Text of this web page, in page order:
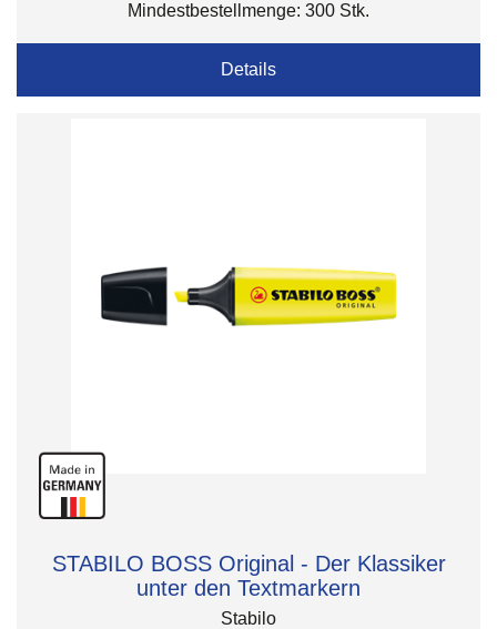
Mindestbestellmenge: 300 Stk.
Details
STABILO BOSS Original - Der Klassiker
unter den Textmarkern
Stabilo